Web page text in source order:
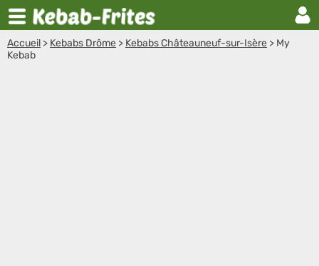
Accueil > Kebabs Drôme > Kebabs Châteauneuf-sur-Isère > My
Kebab